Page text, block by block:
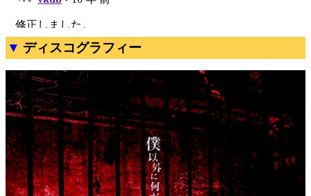
ディスコグラフィー